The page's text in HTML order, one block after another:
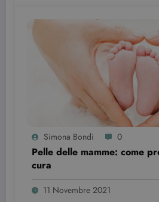
Simona Bondi 0
Pelle delle mamme: come
cura
11 Novembre 2021